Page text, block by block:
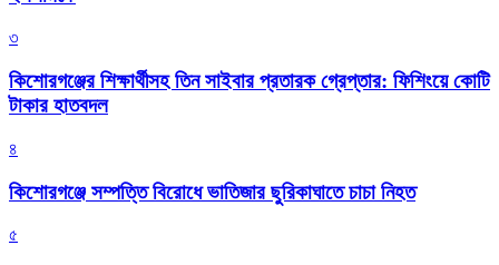
৩
কিশোরগঞ্জের শিক্ষার্থীসহ তিন সাইবার প্রতারক গ্রেপ্তার: ফিশিংয়ে কোটি
টাকার হাতবদল
৪
কিশোরগঞ্জে সম্পত্তি বিরোধে ভাতিজার ছুরিকাঘাতে চাচা নিহত
৫